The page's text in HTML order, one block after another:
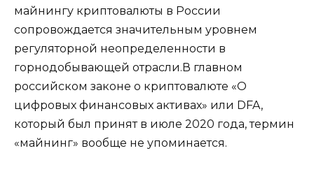
майнингу криптовалюты в России
сопровождается значительным уровнем
регуляторной неопределенности в
горнодобывающей отрасли.В главном
российском законе о криптовалюте «О
цифровых финансовых активах» или DFA,
который был принят в июле 2020 года, термин
«майнинг» вообще не упоминается.